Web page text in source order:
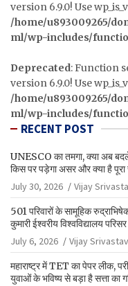
version 6.9.0! Use
/home/u893009265/
ml/wp-includes/
Deprecated: Function
version 6.9.0! Use
/home/u893009265/
ml/wp-includes/
RECENT POST
UNESCO का तमगा, क्या अब
किस पर पड़ेगा असर और क्या है
July 30, 2026
Vijay
501 परिवारों के सामूहिक
कुमारी ईश्वरीय विश्वविद्यालय
July 6, 2026
Vijay
महाराष्ट्र में TET का पेपर लीक,
युवाओं के भविष्य से बड़ा है सत्ता का